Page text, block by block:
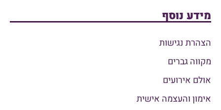
מידע נוסף
הצהרת נגישות
מקווה גברים
אולם אירועים
אימון והעצמה אישית